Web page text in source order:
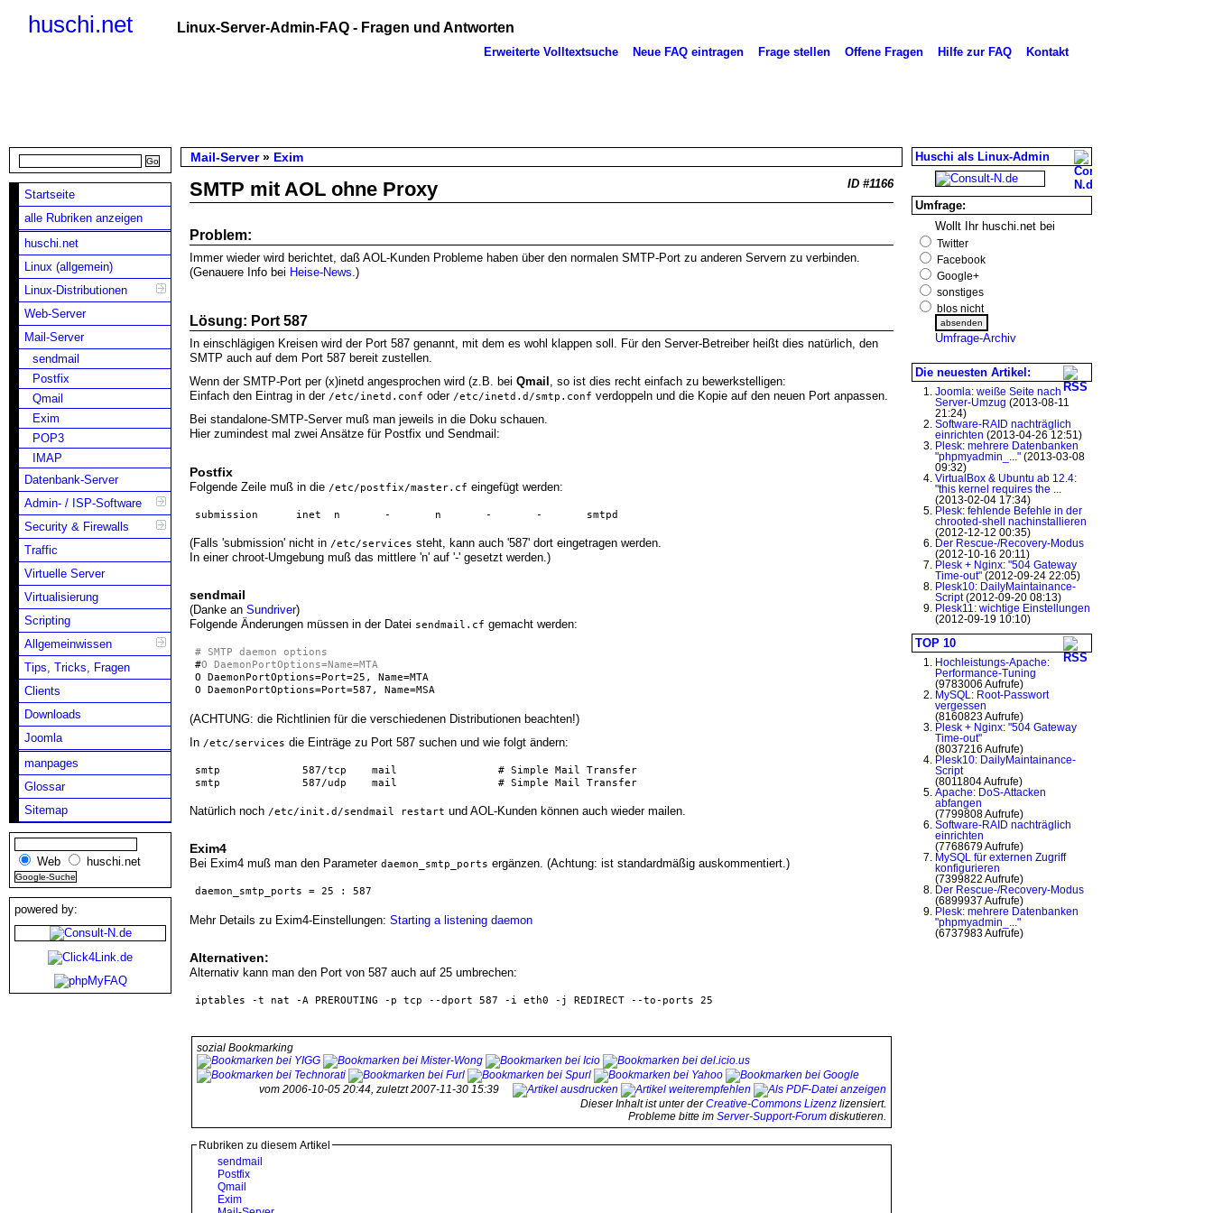
huschi.net Linux-Server-Admin-FAQ - Fragen und Antworten
Kontakt
Hilfe zur FAQ
Offene Fragen
Frage stellen
Neue FAQ eintragen
Erweiterte Volltextsuche
Startseite
alle Rubriken anzeigen
huschi.net
Linux (allgemein)
Linux-Distributionen
Web-Server
Mail-Server
sendmail
Postfix
Qmail
Exim
POP3
IMAP
Datenbank-Server
Admin- / ISP-Software
Security & Firewalls
Traffic
Virtuelle Server
Virtualisierung
Scripting
Allgemeinwissen
Tips, Tricks, Fragen
Clients
Downloads
Joomla
manpages
Glossar
Sitemap
Web huschi.net
powered by:
Huschi als Linux-Admin
Umfrage:
Wollt Ihr huschi.net bei
Twitter
Facebook
Google+
sonstiges
blos nicht
Umfrage-Archiv
Die neuesten Artikel:
Joomla: weiße Seite nach
Server-Umzug (2013-08-11
21:24)
Software-RAID nachträglich
einrichten (2013-04-26 12:51)
Plesk: mehrere Datenbanken
"phpmyadmin_..."(2013-03-08
09:32)
VirtualBox & Ubuntu ab 12.4:
"this kernel requires the ...
(2013-02-04 17:34)
Plesk: fehlende Befehle in der
chrooted-shell nachinstallieren
(2012-12-12 00:35)
Der Rescue-/Recovery-Modus
(2012-10-16 20:11)
Plesk + Nginx: "504 Gateway
Time-out"(2012-09-24 22:05)
Plesk10: DailyMaintainance-
Script(2012-09-20 08:13)
Plesk11: wichtige Einstellungen
(2012-09-19 10:10)
TOP 10
Hochleistungs-Apache:
Performance-Tuning
(9783006 Aufrufe)
MySQL: Root-Passwort
vergessen
(8160823 Aufrufe)
Plesk + Nginx: "504 Gateway
Time-out"
(8037216 Aufrufe)
Plesk10: DailyMaintainance-
Script
(8011804 Aufrufe)
Apache: DoS-Attacken
abfangen
(7799808 Aufrufe)
Software-RAID nachträglich
einrichten
(7768679 Aufrufe)
MySQL für externen Zugriff
konfigurieren
(7399822 Aufrufe)
Der Rescue-/Recovery-Modus
(6899937 Aufrufe)
Plesk: mehrere Datenbanken
"phpmyadmin_..."
(6737983 Aufrufe)
Mail-Server» Exim
ID #1166
SMTP mit AOL ohne Proxy
Problem:
Immer wieder wird berichtet, daß AOL-Kunden Probleme haben über den normalen SMTP-Port zu anderen Servern zu verbinden.
(Genauere Info bei Heise-News.)
Lösung: Port 587
In einschlägigen Kreisen wird der Port 587 genannt, mit dem es wohl klappen soll. Für den Server-Betreiber heißt dies natürlich, den
SMTP auch auf dem Port 587 bereit zustellen.
Wenn der SMTP-Port per (x)inetd angesprochen wird (z.B. bei Qmail , so ist dies recht einfach zu bewerkstelligen:
Einfach den Eintrag in der /etc/inetd.conf oder /etc/inetd.d/smtp.conf verdoppeln und die Kopie auf den neuen Port anpassen.
Bei standalone-SMTP-Server muß man jeweils in die Doku schauen.
Hier zumindest mal zwei Ansätze für Postfix und Sendmail:
Postfix
Folgende Zeile muß in die /etc/postfix/master.cf eingefügt werden:
submission      inet  n       -       n       -       -       smtpd
(Falls 'submission' nicht in /etc/services steht, kann auch '587' dort eingetragen werden.
In einer chroot-Umgebung muß das mittlere 'n' auf '-' gesetzt werden.)
sendmail
(Danke an Sundriver)
Folgende Änderungen müssen in der Datei sendmail.cf gemacht werden:
# SMTP daemon options
#O DaemonPortOptions=Name=MTA
O DaemonPortOptions=Port=25, Name=MTA
O DaemonPortOptions=Port=587, Name=MSA
(ACHTUNG: die Richtlinien für die verschiedenen Distributionen beachten!)
In /etc/services die Einträge zu Port 587 suchen und wie folgt ändern:
smtp             587/tcp    mail		# Simple Mail Transfer
smtp             587/udp    mail		# Simple Mail Transfer
Natürlich noch /etc/init.d/sendmail restart und AOL-Kunden können auch wieder mailen.
Exim4
Bei Exim4 muß man den Parameter daemon_smtp_ports ergänzen. (Achtung: ist standardmäßig auskommentiert.)
daemon_smtp_ports = 25 : 587
Mehr Details zu Exim4-Einstellungen: Starting a listening daemon
Alternativen:
Alternativ kann man den Port von 587 auch auf 25 umbrechen:
iptables -t nat -A PREROUTING -p tcp --dport 587 -i eth0 -j REDIRECT --to-ports 25
sozial Bookmarking
vom 2006-10-05 20:44, zuletzt 2007-11-30 15:39
Dieser Inhalt ist unter derCreative-Commons Lizenzlizensiert.
Probleme bitte im Server-Support-Forumdiskutieren.
Rubriken zu diesem Artikel
sendmail
Postfix
Qmail
Exim